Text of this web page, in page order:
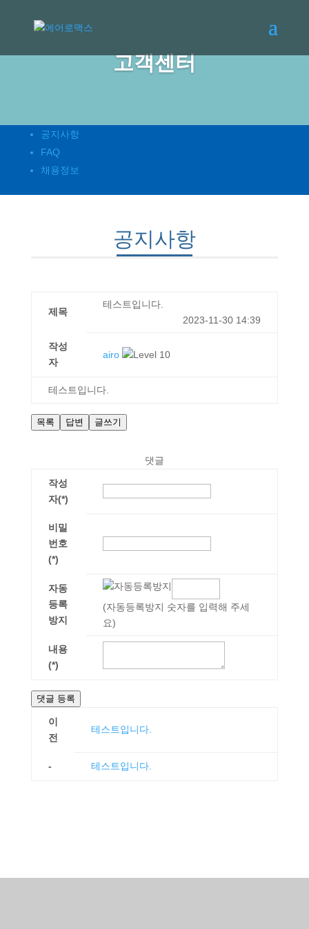
고객센터
공지사항
FAQ
채용정보
공지사항
제목
테스트입니다.
2023-11-30 14:39
작성
자
airo
테스트입니다.
목록 답변 글쓰기
댓글
작성
자(*)
비밀
번호
(*)
자동
등록
방지
(자동등록방지 숫자를 입력해 주세
요)
내용
(*)
댓글 등록
이
전
테스트입니다.
- 테스트입니다.